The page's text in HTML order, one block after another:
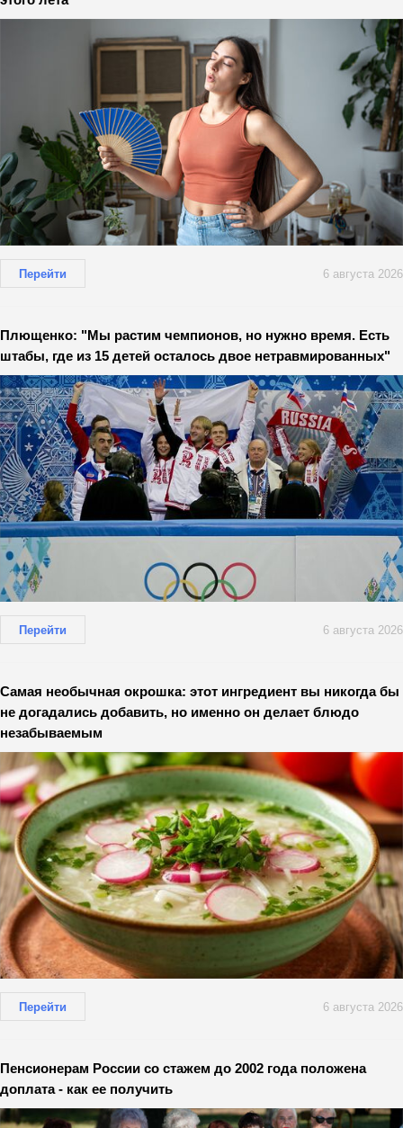
Перейти 6 августа 2026
Плющенко: "Мы растим чемпионов, но нужно время. Есть
штабы, где из 15 детей осталось двое нетравмированных"
Перейти 6 августа 2026
Самая необычная окрошка: этот ингредиент вы никогда бы
не догадались добавить, но именно он делает блюдо
незабываемым
Перейти 6 августа 2026
Пенсионерам России со стажем до 2002 года положена
доплата - как ее получить